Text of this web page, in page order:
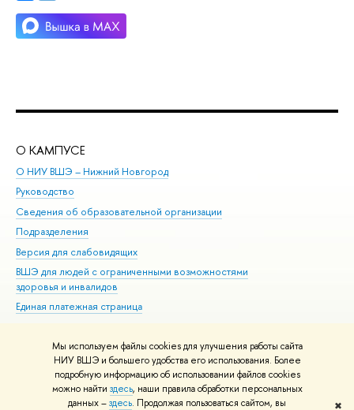
Мы используем файлы cookies для улучшения работы сайта
НИУ ВШЭ и большего удобства его использования. Более
подробную информацию об использовании файлов cookies
можно найти здесь, наши правила обработки персональных
данных –здесь. Продолжая пользоваться сайтом, вы ✖
О КАМПУСЕ
О НИУ ВШЭ – Нижний Новгород
Руководство
Сведения об образовательной организации
Подразделения
Версия для слабовидящих
ВШЭ для людей с ограниченными возможностями
здоровья и инвалидов
Единая платежная страница